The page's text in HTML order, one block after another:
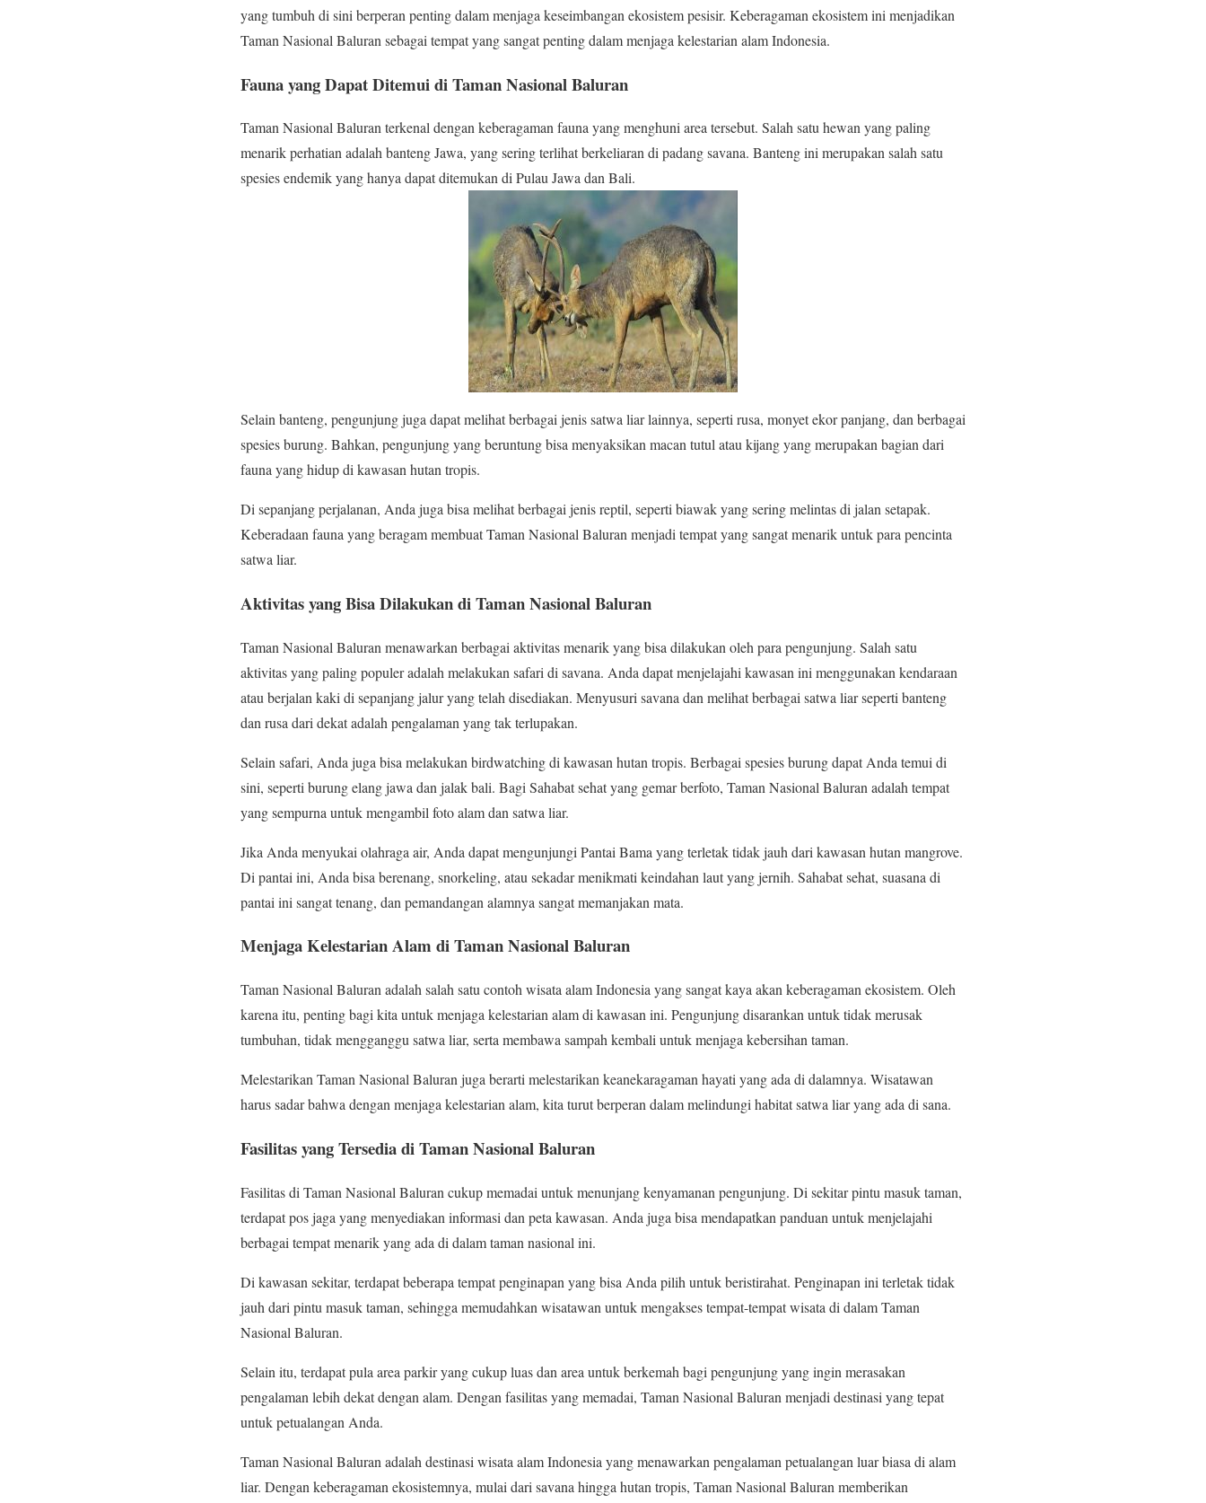
yang tumbuh di sini berperan penting dalam menjaga keseimbangan ekosistem pesisir. Keberagaman ekosistem ini menjadikan
Taman Nasional Baluran sebagai tempat yang sangat penting dalam menjaga kelestarian alam Indonesia.
Fauna yang Dapat Ditemui di Taman Nasional Baluran
Taman Nasional Baluran terkenal dengan keberagaman fauna yang menghuni area tersebut. Salah satu hewan yang paling
menarik perhatian adalah banteng Jawa, yang sering terlihat berkeliaran di padang savana. Banteng ini merupakan salah satu
spesies endemik yang hanya dapat ditemukan di Pulau Jawa dan Bali.
Selain banteng, pengunjung juga dapat melihat berbagai jenis satwa liar lainnya, seperti rusa, monyet ekor panjang, dan berbagai
spesies burung. Bahkan, pengunjung yang beruntung bisa menyaksikan macan tutul atau kijang yang merupakan bagian dari
fauna yang hidup di kawasan hutan tropis.
Di sepanjang perjalanan, Anda juga bisa melihat berbagai jenis reptil, seperti biawak yang sering melintas di jalan setapak.
Keberadaan fauna yang beragam membuat Taman Nasional Baluran menjadi tempat yang sangat menarik untuk para pencinta
satwa liar.
Aktivitas yang Bisa Dilakukan di Taman Nasional Baluran
Taman Nasional Baluran menawarkan berbagai aktivitas menarik yang bisa dilakukan oleh para pengunjung. Salah satu
aktivitas yang paling populer adalah melakukan safari di savana. Anda dapat menjelajahi kawasan ini menggunakan kendaraan
atau berjalan kaki di sepanjang jalur yang telah disediakan. Menyusuri savana dan melihat berbagai satwa liar seperti banteng
dan rusa dari dekat adalah pengalaman yang tak terlupakan.
Selain safari, Anda juga bisa melakukan birdwatching di kawasan hutan tropis. Berbagai spesies burung dapat Anda temui di
sini, seperti burung elang jawa dan jalak bali. Bagi Sahabat sehat yang gemar berfoto, Taman Nasional Baluran adalah tempat
yang sempurna untuk mengambil foto alam dan satwa liar.
Jika Anda menyukai olahraga air, Anda dapat mengunjungi Pantai Bama yang terletak tidak jauh dari kawasan hutan mangrove.
Di pantai ini, Anda bisa berenang, snorkeling, atau sekadar menikmati keindahan laut yang jernih. Sahabat sehat, suasana di
pantai ini sangat tenang, dan pemandangan alamnya sangat memanjakan mata.
Menjaga Kelestarian Alam di Taman Nasional Baluran
Taman Nasional Baluran adalah salah satu contoh wisata alam Indonesia yang sangat kaya akan keberagaman ekosistem. Oleh
karena itu, penting bagi kita untuk menjaga kelestarian alam di kawasan ini. Pengunjung disarankan untuk tidak merusak
tumbuhan, tidak mengganggu satwa liar, serta membawa sampah kembali untuk menjaga kebersihan taman.
Melestarikan Taman Nasional Baluran juga berarti melestarikan keanekaragaman hayati yang ada di dalamnya. Wisatawan
harus sadar bahwa dengan menjaga kelestarian alam, kita turut berperan dalam melindungi habitat satwa liar yang ada di sana.
Fasilitas yang Tersedia di Taman Nasional Baluran
Fasilitas di Taman Nasional Baluran cukup memadai untuk menunjang kenyamanan pengunjung. Di sekitar pintu masuk taman,
terdapat pos jaga yang menyediakan informasi dan peta kawasan. Anda juga bisa mendapatkan panduan untuk menjelajahi
berbagai tempat menarik yang ada di dalam taman nasional ini.
Di kawasan sekitar, terdapat beberapa tempat penginapan yang bisa Anda pilih untuk beristirahat. Penginapan ini terletak tidak
jauh dari pintu masuk taman, sehingga memudahkan wisatawan untuk mengakses tempat-tempat wisata di dalam Taman
Nasional Baluran.
Selain itu, terdapat pula area parkir yang cukup luas dan area untuk berkemah bagi pengunjung yang ingin merasakan
pengalaman lebih dekat dengan alam. Dengan fasilitas yang memadai, Taman Nasional Baluran menjadi destinasi yang tepat
untuk petualangan Anda.
Taman Nasional Baluran adalah destinasi wisata alam Indonesia yang menawarkan pengalaman petualangan luar biasa di alam
liar. Dengan keberagaman ekosistemnya, mulai dari savana hingga hutan tropis, Taman Nasional Baluran memberikan